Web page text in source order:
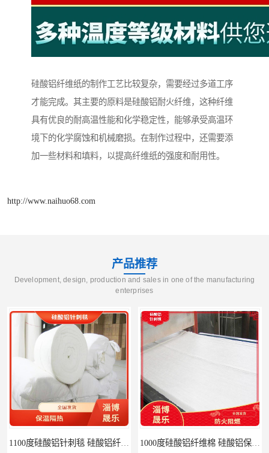
硅酸铝纤维纸的制作工艺比较复杂，需要经过多道工序
才能完成。其主要的原料是硅酸铝耐火纤维，这种纤维
具有优良的耐高温性能和化学稳定性，能够承受高温环
境下的化学腐蚀和机械磨损。在制作过程中，还需要添
加一些材料和填料，以提高纤维纸的强度和耐用性。
http://www.naihuo68.com
产品推荐
Development, design, production and sales in one of the manufacturing
enterprises